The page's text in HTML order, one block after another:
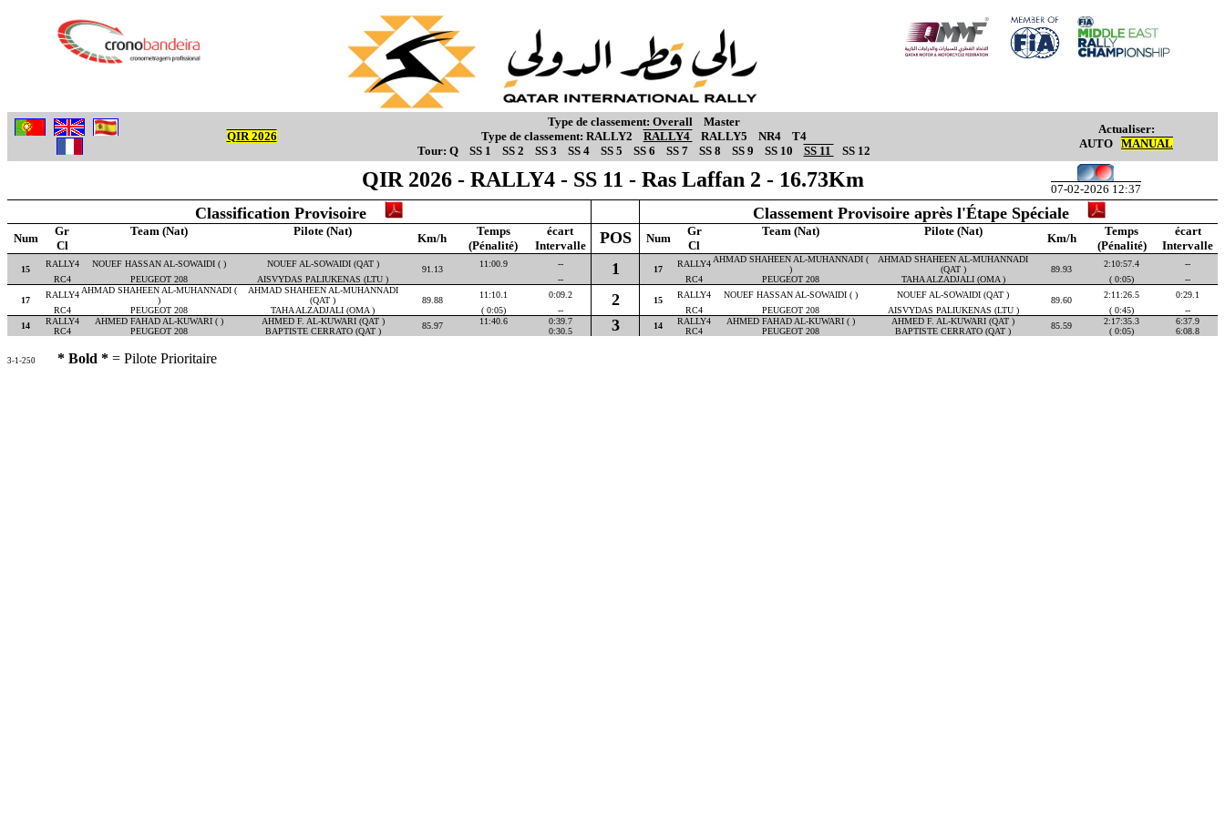
QIR 2026
Type de classement: Overall
Master
Type de classement: RALLY2 RALLY4 RALLY5 NR4
T4
Tour: Q SS 1 SS 2 SS 3 SS 4 SS 5 SS 6 SS 7 SS 8 SS 9 SS 10 SS 11 SS 12
Actualiser:
AUTO MANUAL
QIR 2026 - RALLY4 - SS 11 - Ras Laffan 2 - 16.73Km 07-02-2026 12:37
Classification Provisoire Classement Provisoire après l'Étape Spéciale
Num
Gr Team (Nat) Pilote (Nat)
Km/h
Temps écart POS Num
Gr Team (Nat) Pilote (Nat)
Km/h
Temps
écart
Cl
(Pénalité) Intervalle Cl (Pénalité) Intervalle
15
RALLY4 NOUEF HASSAN AL-SOWAIDI ( ) NOUEF AL-SOWAIDI (QAT )
91.13
11:00.9 -- 1 17
RALLY4 AHMAD SHAHEEN AL-MUHANNADI (
)
AHMAD SHAHEEN AL-MUHANNADI
(QAT )
89.93
2:10:57.4
--
RC4
PEUGEOT 208 AISVYDAS PALIUKENAS (LTU ) -- RC4 PEUGEOT 208 TAHA ALZADJALI (OMA ) ( 0:05) --
17
RALLY4 AHMAD SHAHEEN AL-MUHANNADI (
)
AHMAD SHAHEEN AL-MUHANNADI
(QAT )
89.88
11:10.1 0:09.2 2 15
RALLY4 NOUEF HASSAN AL-SOWAIDI ( ) NOUEF AL-SOWAIDI (QAT )
89.60
2:11:26.5
0:29.1
RC4
PEUGEOT 208 TAHA ALZADJALI (OMA ) ( 0:05) -- RC4 PEUGEOT 208 AISVYDAS PALIUKENAS (LTU ) ( 0:45)
--
14
RALLY4 AHMED FAHAD AL-KUWARI ( ) AHMED F. AL-KUWARI (QAT ) 85.97 11:40.6 0:39.7 3 14 RALLY4 AHMED FAHAD AL-KUWARI ( ) AHMED F. AL-KUWARI (QAT ) 85.59 2:17:35.3
6:37.9
RC4
PEUGEOT 208 BAPTISTE CERRATO (QAT ) 0:30.5 RC4 PEUGEOT 208 BAPTISTE CERRATO (QAT ) ( 0:05) 6:08.8
3-1-250 * Bold * = Pilote Prioritaire